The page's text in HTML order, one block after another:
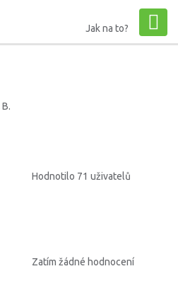
Jak na to?
Hodnotilo 71 uživatelů
Zatím žádné hodnocení